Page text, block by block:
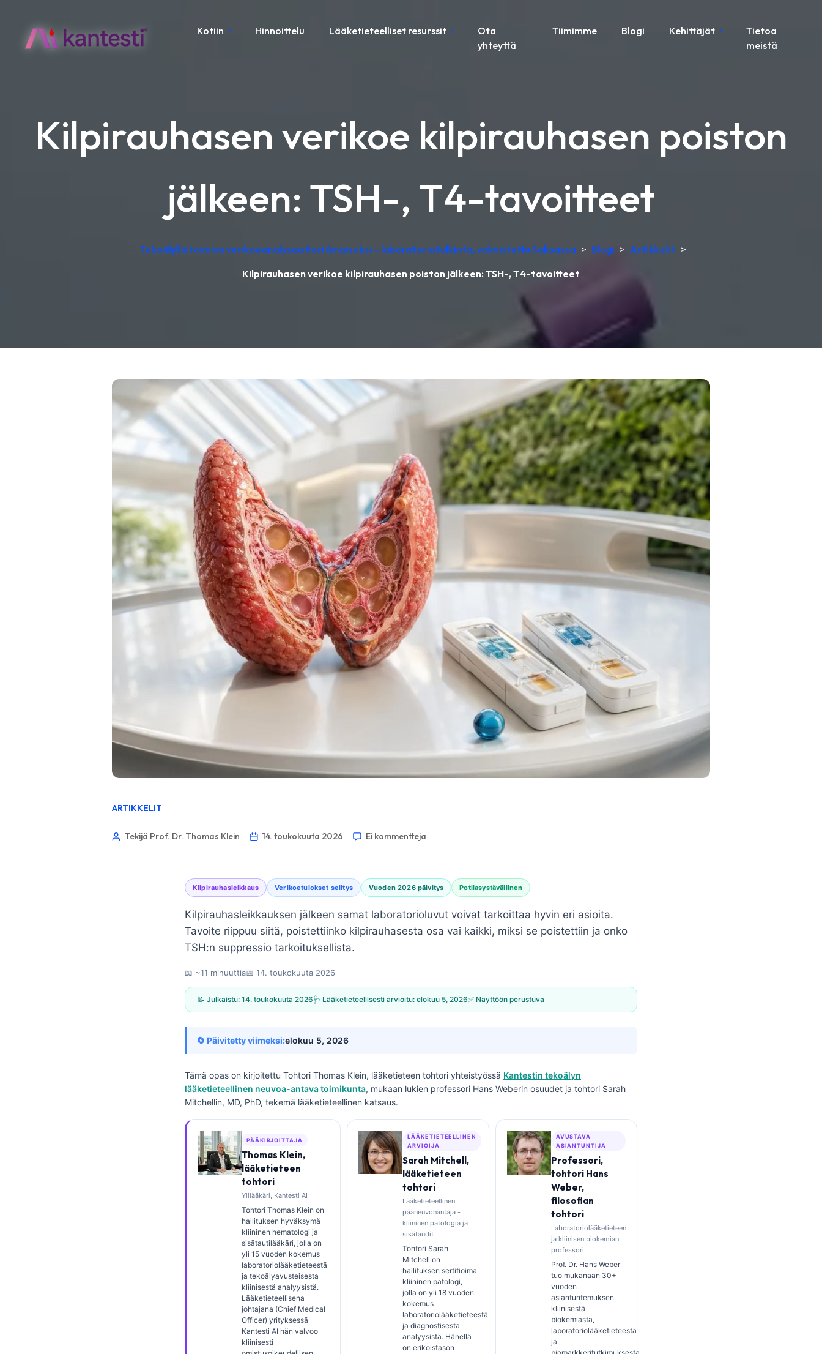
Kotiin Hinnoittelu Lääketieteelliset resurssit
Ota
yhteyttä
Tiimimme Blogi Kehittäjät
Tietoa
meistä
Kilpirauhasen verikoe kilpirauhasen poiston
jälkeen: TSH-, T4-tavoitteet
Tekoälyllä toimiva verikoeanalysaattori ilmaiseksi – laboratoriotulkinta, valmistettu Saksassa > Blogi > Artikkelit >
Kilpirauhasen verikoe kilpirauhasen poiston jälkeen: TSH-, T4-tavoitteet
ARTIKKELIT
Tekijä Prof. Dr. Thomas Klein 14. toukokuuta 2026 Ei kommentteja
Kilpirauhasleikkaus Verikoetulokset selitys Vuoden 2026 päivitys Potilasystävällinen
Kilpirauhasleikkauksen jälkeen samat laboratorioluvut voivat tarkoittaa hyvin eri asioita.
Tavoite riippuu siitä, poistettiinko kilpirauhasesta osa vai kaikki, miksi se poistettiin ja onko
TSH:n suppressio tarkoituksellista.
📖 ~11 minuuttia📅 14. toukokuuta 2026
📝 Julkaistu: 14. toukokuuta 2026🩺 Lääketieteellisesti arvioitu: elokuu 5, 2026✅ Näyttöön perustuva
🔄 Päivitetty viimeksi:elokuu 5, 2026
Tämä opas on kirjoitettu Tohtori Thomas Klein, lääketieteen tohtori yhteistyössä Kantestin tekoälyn
lääketieteellinen neuvoa-antava toimikunta, mukaan lukien professori Hans Weberin osuudet ja tohtori Sarah
Mitchellin, MD, PhD, tekemä lääketieteellinen katsaus.
PÄÄKIRJOITTAJA
Thomas Klein,
lääketieteen
tohtori
Ylilääkäri, Kantesti AI
Tohtori Thomas Klein on
hallituksen hyväksymä
kliininen hematologi ja
sisätautilääkäri, jolla on
yli 15 vuoden kokemus
laboratoriolääketieteestä
ja tekoälyavusteisesta
kliinisestä analyysistä.
Lääketieteellisena
johtajana (Chief Medical
Officer) yrityksessä
Kantesti AI hän valvoo
kliinisesti
LÄÄKETIETEELLINEN
ARVIOIJA
Sarah Mitchell,
lääketieteen
tohtori
Lääketieteellinen
pääneuvonantaja -
kliininen patologia ja
sisätaudit
Tohtori Sarah
Mitchell on
hallituksen sertifioima
kliininen patologi,
jolla on yli 18 vuoden
kokemus
laboratoriolääketieteestä
ja diagnostisesta
analyysistä. Hänellä
on erikoistason
AVUSTAVA
ASIANTUNTIJA
Professori,
tohtori Hans
Weber,
filosofian
tohtori
Laboratoriolääketieteen
ja kliinisen biokemian
professori
Prof. Dr. Hans Weber
tuo mukanaan 30+
vuoden
asiantuntemuksen
kliinisestä
biokemiasta,
laboratoriolääketieteestä
ja